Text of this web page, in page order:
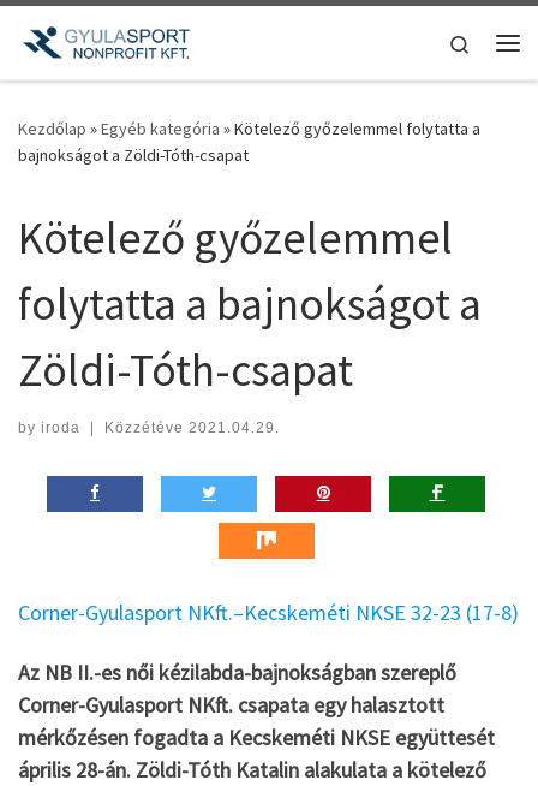
Teljes tartalom megjelenítése
Search
Kezdőlap »Egyéb kategória »Kötelező győzelemmel folytatta a
bajnokságot a Zöldi-Tóth-csapat
Kötelező győzelemmel
folytatta a bajnokságot a
Zöldi-Tóth-csapat
by iroda | Közzétéve 2021.04.29.
Corner-Gyulasport NKft.–Kecskeméti NKSE 32-23 (17-8)
Az NB II.-es női kézilabda-bajnokságban szereplő
Corner-Gyulasport NKft. csapata egy halasztott
mérkőzésen fogadta a Kecskeméti NKSE együttesét
április 28-án. Zöldi-Tóth Katalin alakulata a kötelező